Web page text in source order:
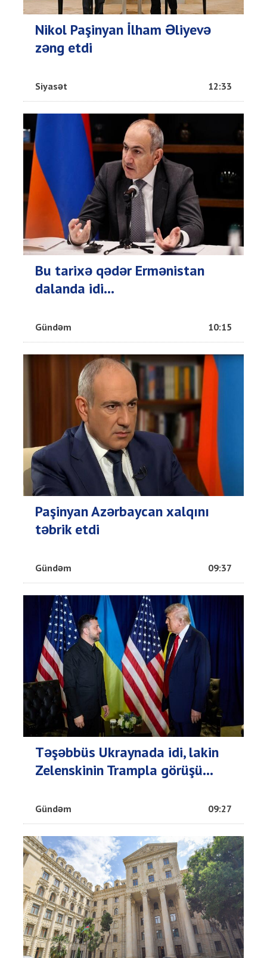
Nikol Paşinyan İlham Əliyevə
zəng etdi
Siyasət 12:33
Bu tarixə qədər Ermənistan
dalanda idi...
Gündəm 10:15
Paşinyan Azərbaycan xalqını
təbrik etdi
Gündəm 09:37
Təşəbbüs Ukraynada idi, lakin
Zelenskinin Trampla görüşü...
Gündəm 09:27